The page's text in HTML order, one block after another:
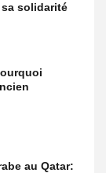
sa solidarité
au Qatar: